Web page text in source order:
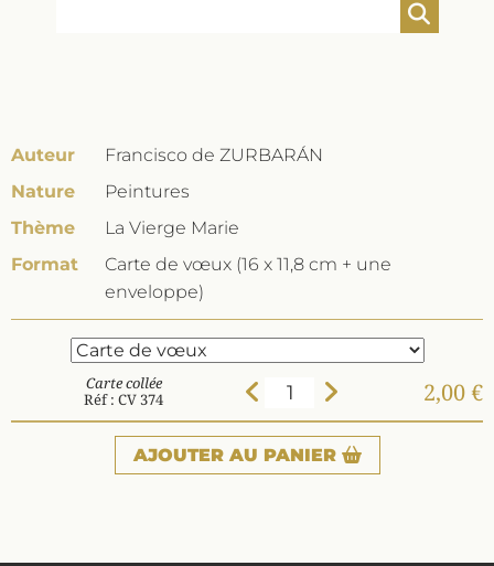
Auteur
Francisco de ZURBARÁN
Nature
Peintures
Thème
La Vierge Marie
Format
Carte de vœux (16 x 11,8 cm + une
enveloppe)
Carte collée
Réf : CV 374
2,00 €
AJOUTER AU PANIER